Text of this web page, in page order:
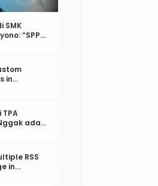
SMK
“SPPG
Jawab!”
in
ada
RSS
in